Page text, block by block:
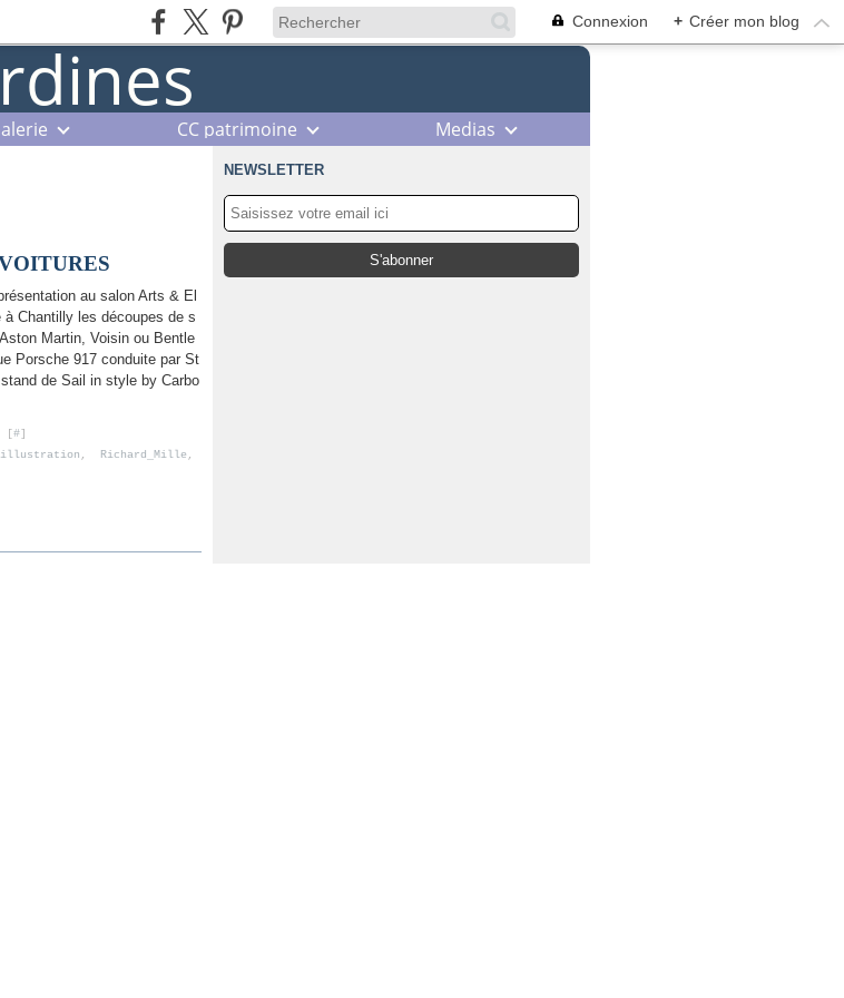
Connexion + Créer mon blog
CC patrimoine Medias
au salon Arts & El
à Chantilly les découpes de s
Martin, Voisin ou Bentle
Porsche 917 conduite par St
de Sail in style by Carbo
[#]
illustration , Richard_Mille ,
NEWSLETTER